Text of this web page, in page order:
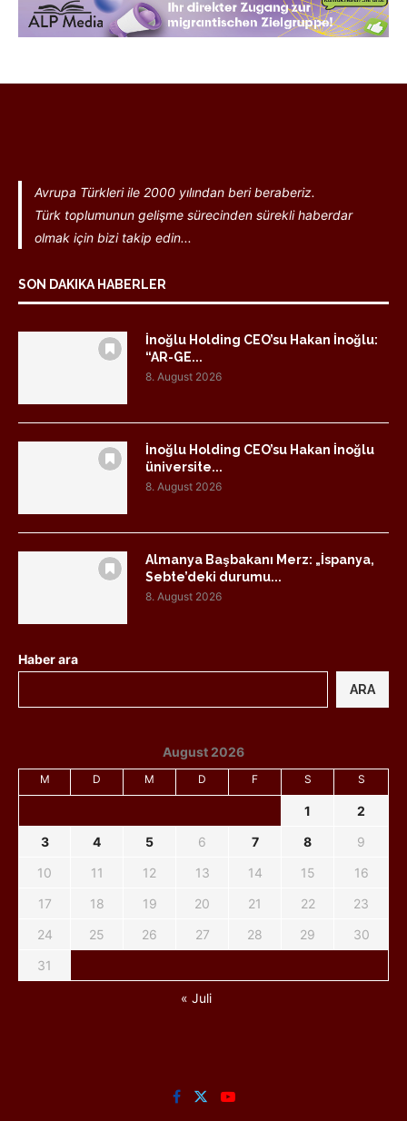
Avrupa Türkleri ile 2000 yılından beri beraberiz.
Türk toplumunun gelişme sürecinden sürekli haberdar
olmak için bizi takip edin...
SON DAKIKA HABERLER
İnoğlu Holding CEO’su Hakan İnoğlu:
“AR-GE...
8. August 2026
İnoğlu Holding CEO’su Hakan İnoğlu
üniversite...
8. August 2026
Almanya Başbakanı Merz: „İspanya,
Sebte’deki durumu...
8. August 2026
Haber ara
ARA
August 2026
M D M D F S S
1
2
3
4 5 6 7 8
9
10
11 12 13 14 15
16
17
18 19 20 21 22
23
24
25 26 27 28 29
30
31
« Juli